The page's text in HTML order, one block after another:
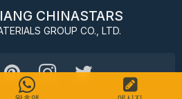
CHINASTARS
GROUP CO., LTD.